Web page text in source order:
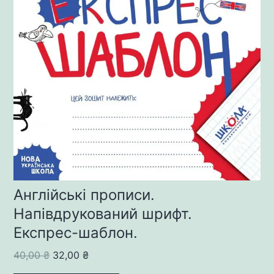
Англійські прописи.
Напівдрукований шрифт.
Експрес-шаблон.
40,00₴ Original
price
32,00₴Current
price